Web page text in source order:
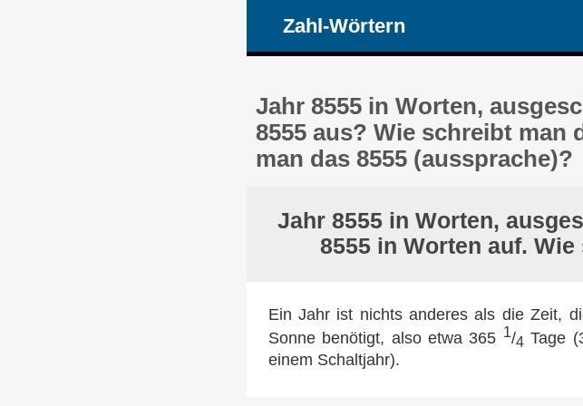
Zahl-Wörtern
Jahr 8555 in Worten,
8555 aus? Wie schreibt man
man das 8555 (aussprache)?
Jahr 8555 in Worten,
8555 in Worten auf.
Ein Jahr ist nichts anderes als die Zeit,
Sonne benötigt, also etwa 365 1/4 Tage
einem Schaltjahr).